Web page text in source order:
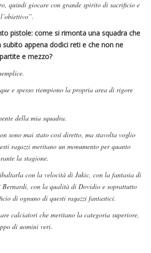
quindi giocare con grande spirito di sacrificio e
pistole: come si rimonta una squadra che
appena dodici reti e che non ne
e mezzo?
e spesso riempiono la propria area di rigore
della mia squadra.
sono mai stato così diretto, ma stavolta voglio
ragazzi meritano un monumento per quanto
la stagione.
con la velocità di Jukic, con la fantasia di
con la qualità di Dovidio e soprattutto
di ognuno di questi ragazzi fantastici.
calciatori che meritano la categoria superiore,
di uomini veri.